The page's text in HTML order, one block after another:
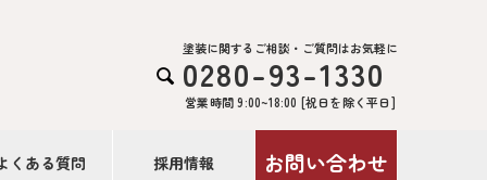

塗装に関するご相談・ご質問はお気軽に
0280-93-1330
営業時間 9:00~18:00 [祝日を除く平日]
くある質問 採用情報 お問い合わせ